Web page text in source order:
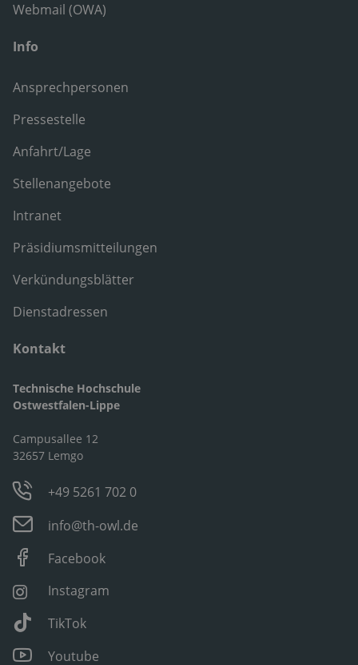
Webmail (OWA)
Info
Ansprechpersonen
Pressestelle
Anfahrt/Lage
Stellenangebote
Intranet
Präsidiumsmitteilungen
Verkündungsblätter
Dienstadressen
Kontakt
Technische Hochschule
Ostwestfalen-Lippe
Campusallee 12
32657 Lemgo
+49 5261 702 0
info@th-owl.de
Facebook
Instagram
TikTok
Youtube